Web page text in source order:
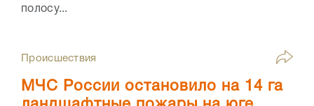
полосу...
Происшествия
МЧС России остановило на 14 га